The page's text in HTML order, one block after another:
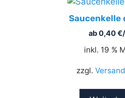
Saucenkelle
ab0,40€
inkl. 19 %
zzgl.